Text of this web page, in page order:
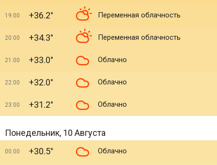
19:00 +36.2° Переменная облачность
20:00 +34.3° Переменная облачность
21:00 +33.0° Облачно
22:00 +32.0° Облачно
23:00 +31.2° Облачно
Понедельник, 10 Августа
00:00 +30.5° Облачно